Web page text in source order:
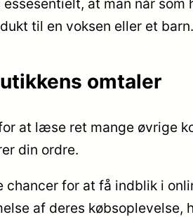
at man når
til en voksen eller et barn.
omtaler
at læse ret mange øvrige
din ordre.
for at få indblik i
af deres